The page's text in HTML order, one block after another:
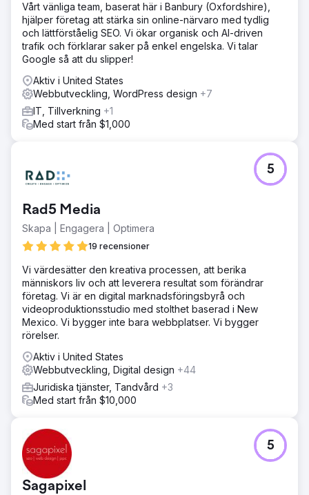
Gå till byråsida
Vårt vänliga team, baserat här i Banbury (Oxfordshire),
hjälper företag att stärka sin online-närvaro med tydlig
och lättförståelig SEO. Vi ökar organisk och AI-driven
trafik och förklarar saker på enkel engelska. Vi talar
Google så att du slipper!
Aktiv i United States
Webbutveckling, WordPress design +7
IT, Tillverkning +1
Med start från $1,000
Rad5 Media
Skapa | Engagera | Optimera
19 recensioner
5
Vi värdesätter den kreativa processen, att berika
människors liv och att leverera resultat som förändrar
företag. Vi är en digital marknadsföringsbyrå och
videoproduktionsstudio med stolthet baserad i New
Mexico. Vi bygger inte bara webbplatser. Vi bygger
rörelser.
Aktiv i United States
Webbutveckling, Digital design +44
Juridiska tjänster, Tandvård +3
Med start från $10,000
Sagapixel
5